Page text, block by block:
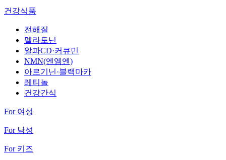
건강식품
전해질
멜라토닌
알파CD·커큐민
NMN(엔엠엔)
아르기닌·블랙마카
레티놀
건강간식
For 여성
For 남성
For 키즈